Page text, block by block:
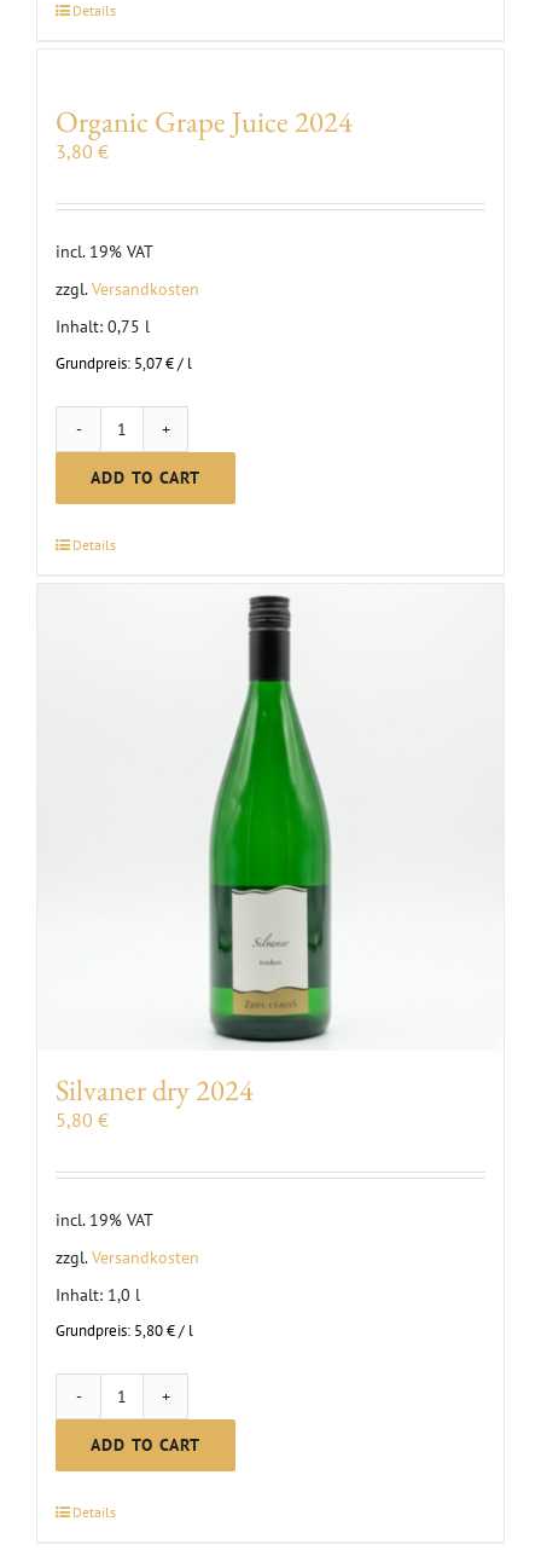
quantity
Details
Organic Grape Juice 2024
3,80 €
incl. 19% VAT
zzgl.Versandkosten
Inhalt: 0,75 l
Grundpreis: 5,07€/ l
Organic
Grape
Juice
ADD TO CART
Details
Silvaner dry 2024
5,80 €
incl. 19% VAT
zzgl.Versandkosten
Inhalt: 1,0 l
Grundpreis: 5,80€/ l
Silvaner
dry
2024
ADD TO CART
Details